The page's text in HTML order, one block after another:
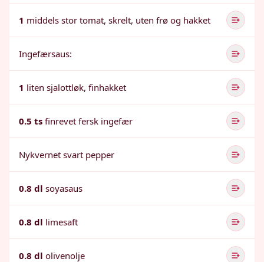
1 middels stor tomat, skrelt, uten frø og hakket
Ingefærsaus:
1 liten sjalottløk, finhakket
0.5 ts finrevet fersk ingefær
Nykvernet svart pepper
0.8 dl soyasaus
0.8 dl limesaft
0.8 dl olivenolje